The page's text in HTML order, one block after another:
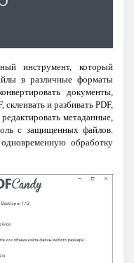
инструмент, который
в различные форматы
документы,
и разбивать PDF,
метаданные,
с защищенных файлов.
обработку